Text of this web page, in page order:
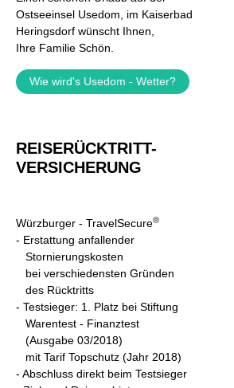
Ostseeinsel Usedom, im Kaiserbad
Heringsdorf wünscht Ihnen,
Ihre Familie Schön.
Wie wird's Usedom - Wetter?
REISERÜCKTRITT-
VERSICHERUNG
Würzburger - TravelSecure®
- Erstattung anfallender
Stornierungskosten
bei verschiedensten Gründen
des Rücktritts
- Testsieger: 1. Platz bei Stiftung
Warentest - Finanztest
(Ausgabe 03/2018)
mit Tarif Topschutz (Jahr 2018)
- Abschluss direkt beim Testsieger